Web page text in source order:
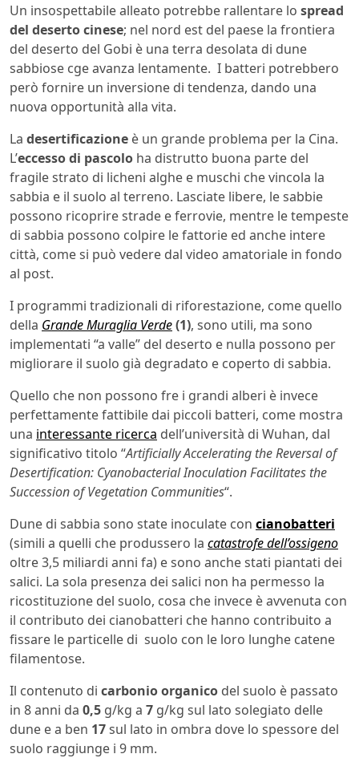
Un insospettabile alleato potrebbe rallentare lo spread
del deserto cinese; nel nord est del paese la frontiera
del deserto del Gobi è una terra desolata di dune
sabbiose cge avanza lentamente. I batteri potrebbero
però fornire un inversione di tendenza, dando una
nuova opportunità alla vita.
La desertificazione è un grande problema per la Cina.
L’eccesso di pascolo ha distrutto buona parte del
fragile strato di licheni alghe e muschi che vincola la
sabbia e il suolo al terreno. Lasciate libere, le sabbie
possono ricoprire strade e ferrovie, mentre le tempeste
di sabbia possono colpire le fattorie ed anche intere
città, come si può vedere dal video amatoriale in fondo
al post.
I programmi tradizionali di riforestazione, come quello
della Grande Muraglia Verde(1), sono utili, ma sono
implementati “a valle” del deserto e nulla possono per
migliorare il suolo già degradato e coperto di sabbia.
Quello che non possono fre i grandi alberi è invece
perfettamente fattibile dai piccoli batteri, come mostra
una interessante ricerca dell’università di Wuhan, dal
significativo titolo “Artificially Accelerating the Reversal of
Desertification: Cyanobacterial Inoculation Facilitates the
Succession of Vegetation Communities“.
Dune di sabbia sono state inoculate con cianobatteri
(simili a quelli che produssero la catastrofe dell’ossigeno
oltre 3,5 miliardi anni fa) e sono anche stati piantati dei
salici. La sola presenza dei salici non ha permesso la
ricostituzione del suolo, cosa che invece è avvenuta con
il contributo dei cianobatteri che hanno contribuito a
fissare le particelle di suolo con le loro lunghe catene
filamentose.
Il contenuto di carbonio organico del suolo è passato
in 8 anni da 0,5 g/kg a 7 g/kg sul lato solegiato delle
dune e a ben 17sul lato in ombra dove lo spessore del
suolo raggiunge i 9 mm.